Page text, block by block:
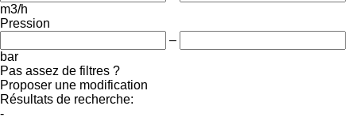
m3/h
Pression
–
bar
Pas assez de filtres ?
Proposer une modification
Résultats de recherche:
-